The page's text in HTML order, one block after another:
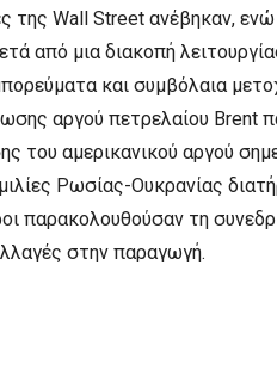
της Wall Street ανέβηκαν,
από μια διακοπή
και συμβόλαια
αργού πετρελαίου Brent
του αμερικανικού αργού
Ρωσίας-Ουκρανίας
παρακολουθούσαν τη
στην παραγωγή.